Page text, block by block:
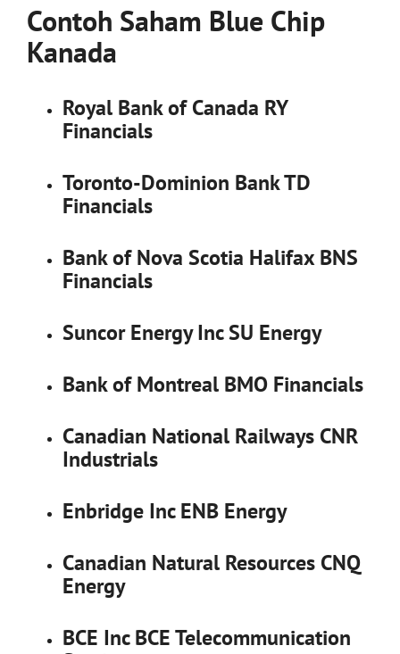
Contoh Saham Blue Chip
Kanada
Royal Bank of Canada RY
Financials
Toronto-Dominion Bank TD
Financials
Bank of Nova Scotia Halifax BNS
Financials
Suncor Energy Inc SU Energy
Bank of Montreal BMO Financials
Canadian National Railways CNR
Industrials
Enbridge Inc ENB Energy
Canadian Natural Resources CNQ
Energy
BCE Inc BCE Telecommunication